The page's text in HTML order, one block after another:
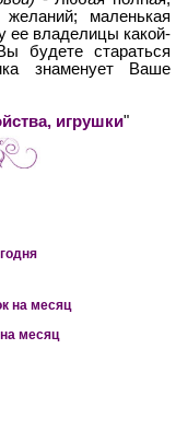
маленькая
ее владелицы какой-
будете стараться
знаменует Ваше
игрушки"
на месяц
месяц